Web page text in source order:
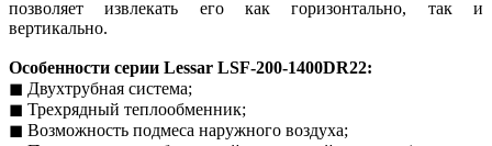
позволяет извлекать его как горизонтально, так и
вертикально.
Особенности серии Lessar LSF-200-1400DR22:
◼︎ Двухтрубная система;
◼︎ Трехрядный теплообменник;
◼︎ Возможность подмеса наружного воздуха;